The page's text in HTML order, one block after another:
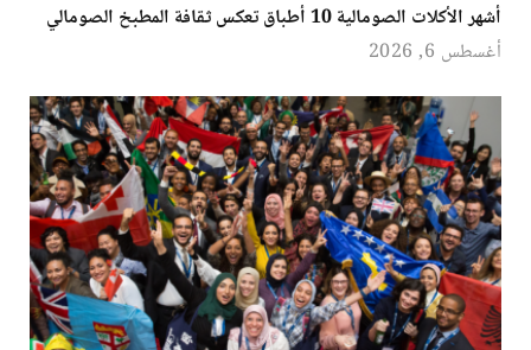
أشهر الأكلات الصومالية 10 أطباق تعكس ثقافة المطبخ الصومالي
أغسطس 6, 2026